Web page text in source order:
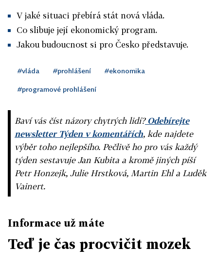
V jaké situaci přebírá stát nová vláda.
Co slibuje její ekonomický program.
Jakou budoucnost si pro Česko představuje.
#vláda #prohlášení #ekonomika
#programové prohlášení
Baví vás číst názory chytrých lidí?Odebírejte
newsletter Týden v komentářích, kde najdete
výběr toho nejlepšího. Pečlivě ho pro vás každý
týden sestavuje Jan Kubita a kromě jiných píší
Petr Honzejk, Julie Hrstková, Martin Ehl a Luděk
Vainert.
Informace už máte
Teď je čas procvičit mozek